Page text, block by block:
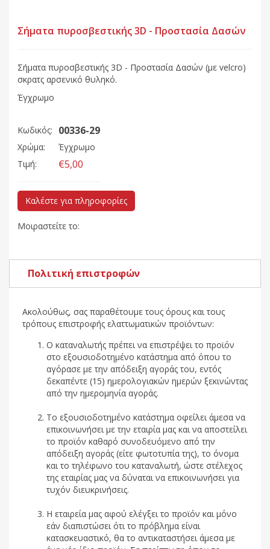
Σήματα πυροσβεστικής 3D - Προστασία Δασών
Σήματα πυροσβεστικής 3D - Προστασία Δασών (με velcro)
σκρατς αρσενικό θυληκό.
Έγχρωμο
Κωδικός: 00336-29
Χρώμα:
Έγχρωμο
Τιμή:
€5,00
Καλέστε για πληροφορίες
Μοιραστείτε το:
Πολιτική επιστροφών
Ακολούθως, σας παραθέτουμε τους όρους και τους
τρόπους επιστροφής ελαττωματικών προϊόντων:
Ο καταναλωτής πρέπει να επιστρέψει το προϊόν
στο εξουσιοδοτημένο κατάστημα από όπου το
αγόρασε με την απόδειξη αγοράς του, εντός
δεκαπέντε (15) ημερολογιακών ημερών ξεκινώντας
από την ημερομηνία αγοράς.
Το εξουσιοδοτημένο κατάστημα οφείλει άμεσα να
επικοινωνήσει με την εταιρία μας και να αποστείλει
το προϊόν καθαρό συνοδευόμενο από την
απόδειξη αγοράς (είτε φωτοτυπία της), το όνομα
και το τηλέφωνο του καταναλωτή, ώστε στέλεχος
της εταιρίας μας να δύναται να επικοινωνήσει για
τυχόν διευκρινήσεις.
Η εταιρεία μας αφού ελέγξει το προϊόν και μόνο
εάν διαπιστώσει ότι το πρόβλημα είναι
κατασκευαστικό, θα το αντικαταστήσει άμεσα με